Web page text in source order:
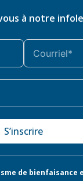
à notre
S’inscrire
de bienfaisance